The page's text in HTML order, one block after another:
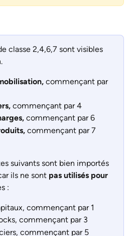
classe 2,4,6,7 sont visibles
commençant par
commençant par 4
commençant par 6
commençant par 7
suivants sont bien importés
ils ne sont pas utilisés pour
:
commençant par 1
commençant par 3
commençant par 5